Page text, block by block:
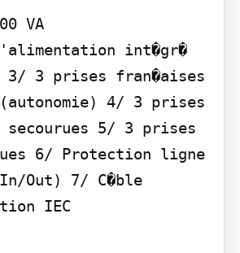
VA
int�gr�
3/ 3 prises fran�aises
(autonomie) 4/ 3 prises
secourues 5/ 3 prises
6/ Protection ligne
Out) 7/ C�ble
IEC